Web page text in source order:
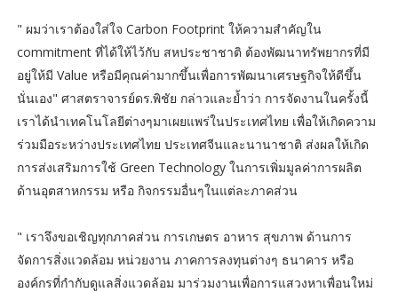
" ผมว่าเราต้องใส่ใจ Carbon Footprint ให้ความสำคัญใน
commitment ที่ได้ให้ไว้กับ สหประชาชาติ ต้องพัฒนาทรัพยากรที่มี
อยู่ให้มี Value หรือมีคุณค่ามากขึ้นเพื่อการพัฒนาเศรษฐกิจให้ดีขึ้น
นั่นเอง" ศาสตราจารย์ดร.พิชัย กล่าวและย้ำว่า การจัดงานในครั้งนี้
เราได้นำเทคโนโลยีต่างๆมาเผยแพร่ในประเทศไทย เพื่อให้เกิดความ
ร่วมมือระหว่างประเทศไทย ประเทศจีนและนานาชาติ ส่งผลให้เกิด
การส่งเสริมการใช้ Green Technology ในการเพิ่มมูลค่าการผลิต
ด้านอุตสาหกรรม หรือ กิจกรรมอื่นๆในแต่ละภาคส่วน
" เราจึงขอเชิญทุกภาคส่วน การเกษตร อาหาร สุขภาพ ด้านการ
จัดการสิ่งแวดล้อม หน่วยงาน ภาคการลงทุนต่างๆ ธนาคาร หรือ
องค์กรที่กำกับดูแลสิ่งแวดล้อม มาร่วมงานเพื่อการแสวงหาเพื่อนใหม่